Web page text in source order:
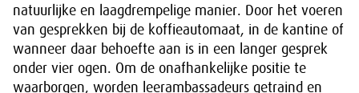
natuurlijke en laagdrempelige manier. Door het voeren
van gesprekken bij de koffieautomaat, in de kantine of
wanneer daar behoefte aan is in een langer gesprek
onder vier ogen. Om de onafhankelijke positie te
waarborgen, worden leerambassadeurs getraind en